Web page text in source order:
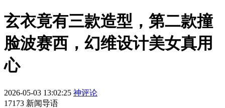
玄衣竟有三款造型，第二款撞
脸波赛西，幻维设计美女真用
心
2026-05-03 13:02:25 神评论
17173 新闻导语